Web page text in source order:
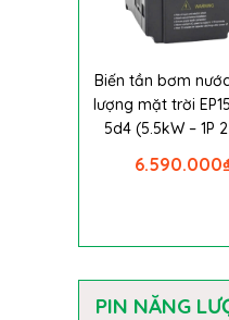
Biến tần bơm
lượng mặt trời
5d4 (5.5kW – 1P
6.590.000
PIN NĂNG